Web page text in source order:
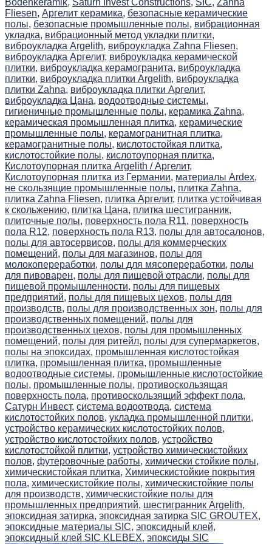
Bodenkeramik, Saturn Invest Constructions, SIC, Zahna
Fliesen, Аргелит керамика, безопасные керамические
полы, безопасные промышленные полы, вибрационная
укладка, вибрационный метод укладки плитки,
виброукладка Argelith, виброукладка Zahna Fliesen,
виброукладка Аргелит, виброукладка керамической
плитки, виброукладка керамогранита, виброукладка
плитки, виброукладка плитки Argelith, виброукладка
плитки Zahna, виброукладка плитки Аргелит,
виброукладка Цана, водоотводные системы,
гигиеничные промышленные полы, керамика Zahna,
керамическая промышленная плитка, керамические
промышленные полы, керамогранитная плитка,
керамогранитные полы, кислотостойкая плитка,
кислотостойкие полы, кислотоупорная плитка,
Кислотоупорная плитка Argelith / Аргелит,
Кислотоупорная плитка из Германии, материалы Ardex,
не скользящие промышленные полы, плитка Zahna,
плитка Zahna Fliesen, плитка Аргелит, плитка устойчивая
к скольжению, плитка Цана, плитка шестигранник,
плиточные полы, поверхность пола R11, поверхность
пола R12, поверхность пола R13, полы для автосалонов,
полы для автосервисов, полы для коммерческих
помещений, полы для магазинов, полы для
молокопереработки, полы для мясопереработки, полы
для пивоварен, полы для пищевой отрасли, полы для
пищевой промышленности, полы для пищевых
предприятий, полы для пищевых цехов, полы для
производств, полы для производственных зон, полы для
производственных помещений, полы для
производственных цехов, полы для промышленных
помещений, полы для ритейл, полы для супермаркетов,
полы на эпоксидах, промышленная кислотостойкая
плитка, промышленная плитка, промышленные
водоотводные системы, промышленные кислотостойкие
полы, промышленные полы, противоскользящая
поверхность пола, противоскользящий эффект пола,
Сатурн Инвест, система водоотвода, система
кислотостойких полов, укладка промышленной плитки,
устройство керамических кислотостойких полов,
устройство кислотостойких полов, устройство
кислотостойкой плитки, устройство химическистойких
полов, футеровочные работы, химически стойкие полы,
химическистойкая плитка, Химическистойкие покрытия
пола, химическистойкие полы, химическистойкие полы
для производств, химическистойкие полы для
промышленных предприятий, шестигранник Argelith,
эпоксидная затирка, эпоксидная затирка SIC GROUTEX,
эпоксидные материалы SIC, эпоксидный клей,
эпоксидный клей SIC KLEBEX, эпоксиды SIC